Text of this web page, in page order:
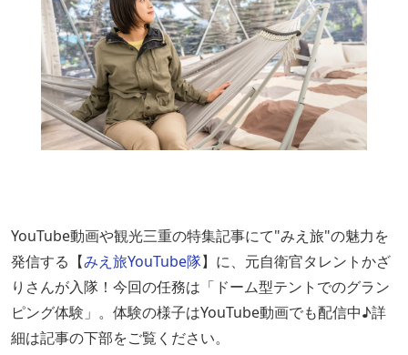
YouTube動画や観光三重の特集記事にて"みえ旅"の魅力を
発信する【みえ旅YouTube隊】に、元自衛官タレントかざ
りさんが入隊！今回の任務は「ドーム型テントでのグラン
ピング体験」。体験の様子はYouTube動画でも配信中♪詳
細は記事の下部をご覧ください。